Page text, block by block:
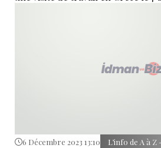
6 Décembre 2023 13:10 L’info de A à Z